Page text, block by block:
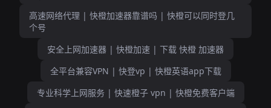
高速网络代理 | 快橙加速器靠谱吗 | 快橙可以同时登几
个号
安全上网加速器 | 快橙加速 | 下载 快橙 加速器
全平台兼容VPN | 快登vp | 快橙英语app下载
专业科学上网服务 | 快速橙子 vpn | 快橙免费客户端